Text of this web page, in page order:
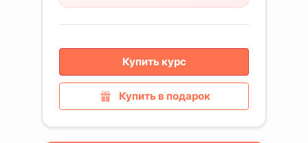
Купить курс
Купить в подарок